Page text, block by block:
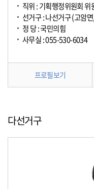
직위 : 기획행정위원회 위
선거구 : 나선거구 (고암
정 당 : 국민의힘
사무실 : 055-530-6034
프로필보기
다선거구